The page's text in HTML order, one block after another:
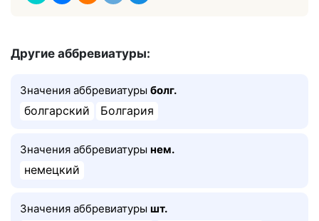
Другие аббревиатуры:
Значения аббревиатуры болг.
болгарский Болгария
Значения аббревиатуры нем.
немецкий
Значения аббревиатуры шт.